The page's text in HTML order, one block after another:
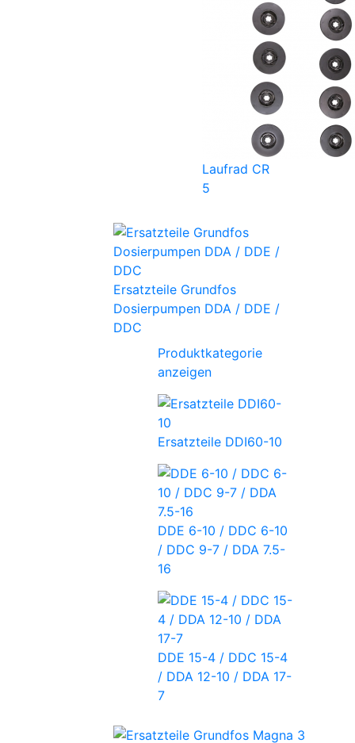
Laufrad CR
5
Ersatzteile Grundfos
Dosierpumpen DDA / DDE /
DDC
Produktkategorie
anzeigen
Ersatzteile DDI60-10
DDE 6-10 / DDC 6-10
/ DDC 9-7 / DDA 7.5-
16
DDE 15-4 / DDC 15-4
/ DDA 12-10 / DDA 17-
7